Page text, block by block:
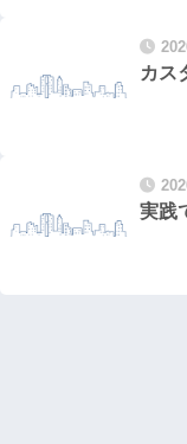
カス
実践